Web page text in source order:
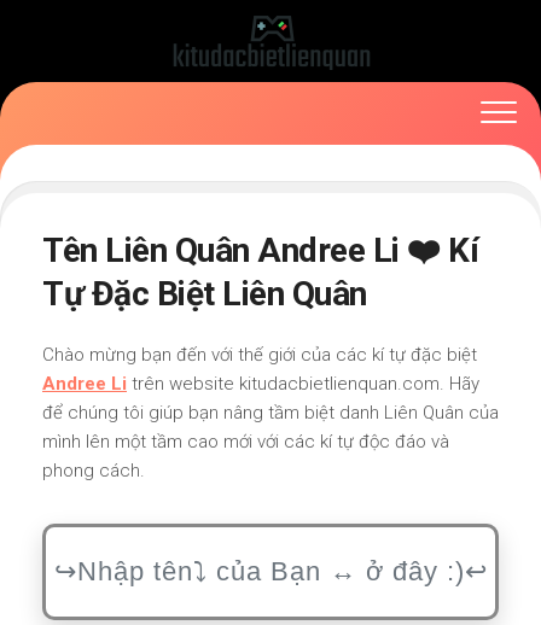
Tên Liên Quân Andree Li ❤️ Kí
Tự Đặc Biệt Liên Quân
Chào mừng bạn đến với thế giới của các kí tự đặc biệt
Andree Li trên website kitudacbietlienquan.com. Hãy
để chúng tôi giúp bạn nâng tầm biệt danh Liên Quân của
mình lên một tầm cao mới với các kí tự độc đáo và
phong cách.